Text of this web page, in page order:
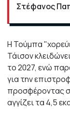
Στέφανος
Η Τούμπα
Τάισον
το 2027, ενώ
για την
προσφέροντας
αγγίζει τα 4,5